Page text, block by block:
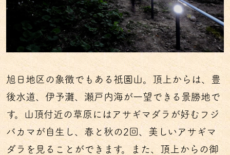
旭日地区の象徴でもある祇園山。頂上からは、豊
後水道、伊予灘、瀬戸内海が一望できる景勝地で
す。山頂付近の草原にはアサギマダラが好むフジ
バカマが自生し、春と秋の2回、美しいアサギマ
ダラを見ることができます。また、頂上からの御